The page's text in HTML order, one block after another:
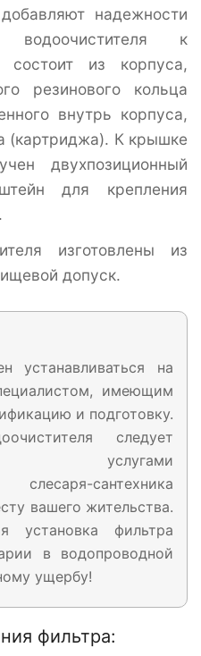
надежности
водоочистителя к
состоит из корпуса,
резинового кольца
внутрь корпуса,
(картриджа). К крышке
двухпозиционный
для крепления
изготовлены из
допуск.
устанавливаться на
имеющим
и подготовку.
следует
услугами
сантехника
вашего жительства.
установка фильтра
в водопроводной
ущербу!
фильтра: